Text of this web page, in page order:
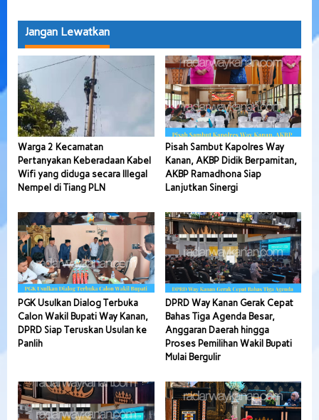
Jangan Lewatkan
Warga 2 Kecamatan
Pertanyakan Keberadaan Kabel
Wifi yang diduga secara Illegal
Nempel di Tiang PLN
Pisah Sambut Kapolres Way
Kanan, AKBP Didik Berpamitan,
AKBP Ramadhona Siap
Lanjutkan Sinergi
PGK Usulkan Dialog Terbuka
Calon Wakil Bupati Way Kanan,
DPRD Siap Teruskan Usulan ke
Panlih
DPRD Way Kanan Gerak Cepat
Bahas Tiga Agenda Besar,
Anggaran Daerah hingga
Proses Pemilihan Wakil Bupati
Mulai Bergulir